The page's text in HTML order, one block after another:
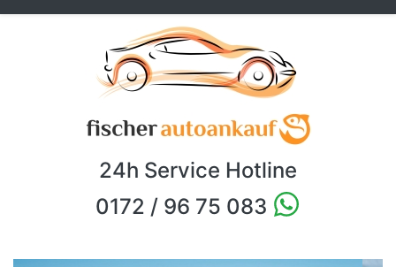
24h Service Hotline
0172 / 96 75 083